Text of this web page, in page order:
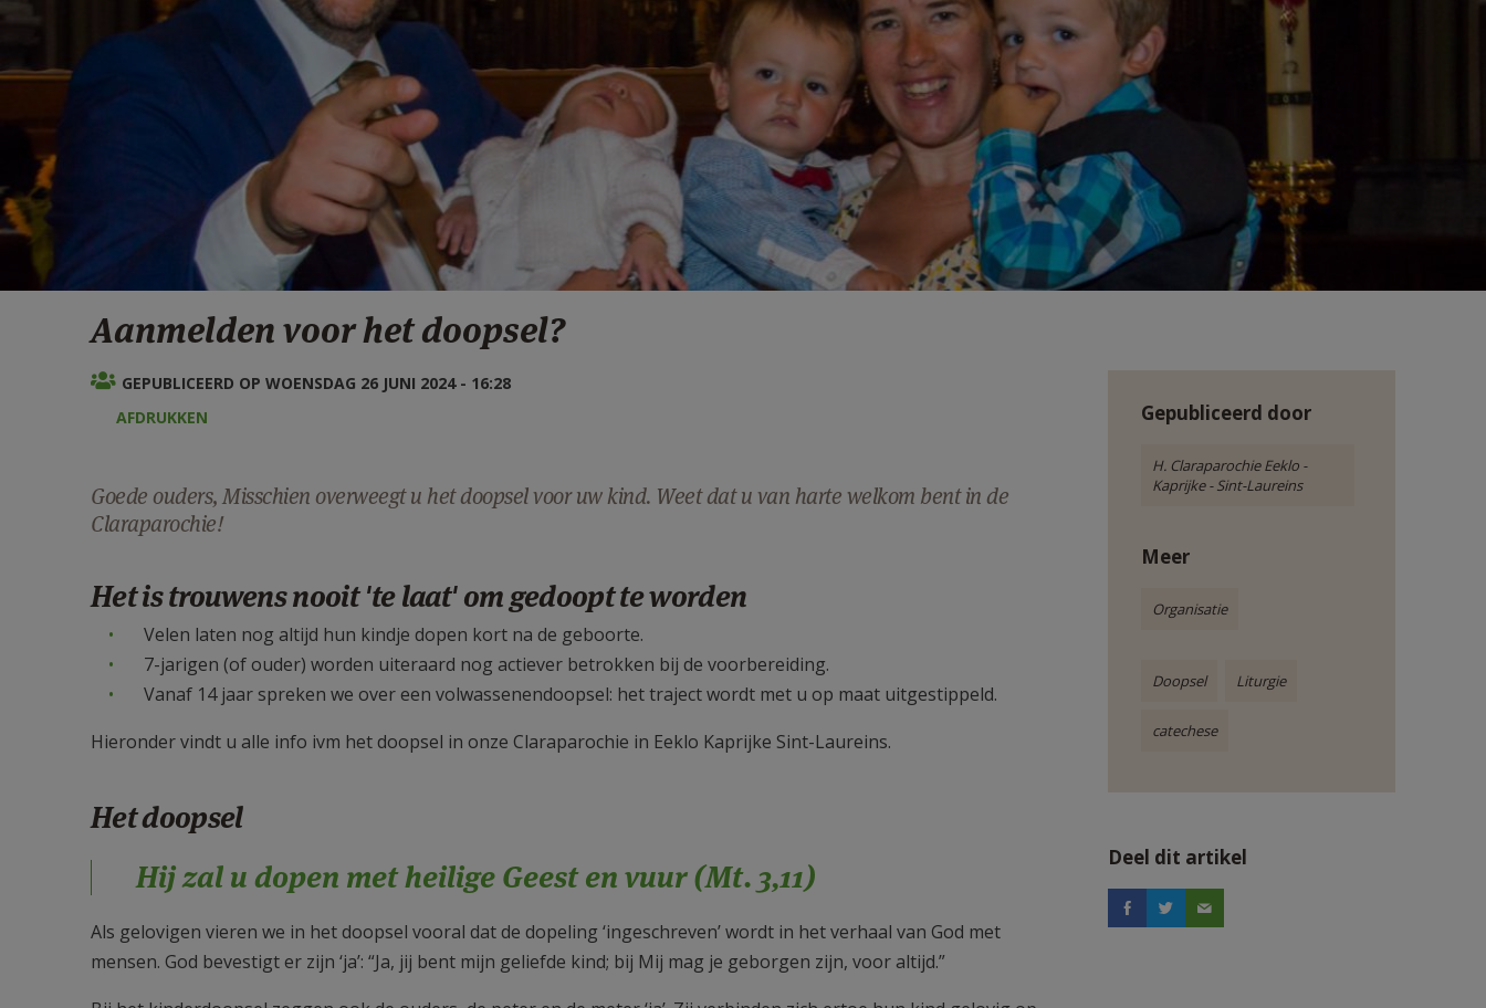
Aanmelden voor het doopsel?
GEPUBLICEERD OP WOENSDAG 26 JUNI 2024 - 16:28
AFDRUKKEN
Goede ouders, Misschien overweegt u het doopsel voor uw kind. Weet dat u van harte welkom bent in de
Claraparochie!
Het is trouwens nooit 'te laat' om gedoopt te worden
Velen laten nog altijd hun kindje dopen kort na de geboorte.
7-jarigen (of ouder) worden uiteraard nog actiever betrokken bij de voorbereiding.
Vanaf 14 jaar spreken we over een volwassenendoopsel: het traject wordt met u op maat uitgestippeld.
Hieronder vindt u alle info ivm het doopsel in onze Claraparochie in Eeklo Kaprijke Sint-Laureins.
Het doopsel
Hij zal u dopen met heilige Geest en vuur (Mt. 3,11)
Als gelovigen vieren we in het doopsel vooral dat de dopeling ‘ingeschreven’ wordt in het verhaal van God met
mensen. God bevestigt er zijn ‘ja’: “Ja, jij bent mijn geliefde kind; bij Mij mag je geborgen zijn, voor altijd.”
Gepubliceerd door
H. Claraparochie Eeklo -
Kaprijke - Sint-Laureins
Meer
Organisatie
Doopsel Liturgie
catechese
Deel dit artikel